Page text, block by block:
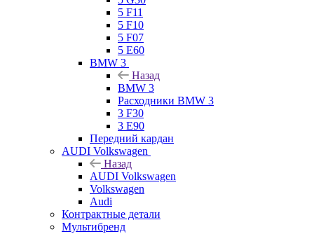
5 F11
5 F10
5 F07
5 E60
BMW 3
Назад
BMW 3
Расходники BMW 3
3 F30
3 E90
Передний кардан
AUDI Volkswagen
Назад
AUDI Volkswagen
Volkswagen
Audi
Контрактные детали
Мультибренд